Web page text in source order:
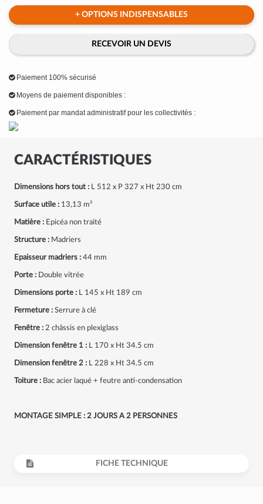
CARACTÉRISTIQUES
Dimensions hors tout : L 512 x P 327 x Ht 230 cm
Surface utile : 13,13 m²
Matière : Epicéa non traité
Structure : Madriers
Epaisseur madriers : 44 mm
Porte : Double vitrée
Dimensions porte : L 145 x Ht 189 cm
Fermeture : Serrure à clé
Fenêtre : 2 châssis en plexiglass
Dimension fenêtre 1 : L 170 x Ht 34.5 cm
Dimension fenêtre 2 : L 228 x Ht 34.5 cm
Toiture : Bac acier laqué + feutre anti-condensation
MONTAGE SIMPLE : 2 JOURS A 2 PERSONNES
FICHE TECHNIQUE
+ OPTIONS INDISPENSABLES
RECEVOIR UN DEVIS
Paiement 100% sécurisé
Moyens de paiement disponibles :
Paiement par mandat administratif pour les collectivités :